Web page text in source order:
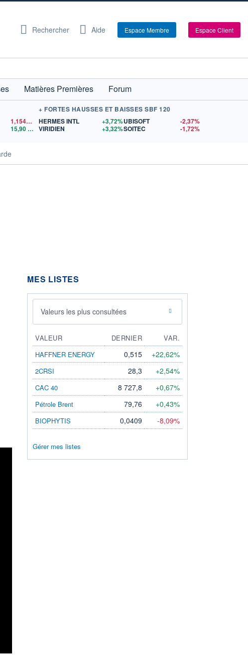
Rechercher Aide Espace Membre Espace Client
Matières Premières
Forum
1,1541$US
15,90$US
+ FORTES HAUSSES ET BAISSES SBF 120
HERMES INTL
+3,72%
VIRIDIEN
+3,32%
UBISOFT
-2,37%
SOITEC
-1,72%
MES LISTES
Valeurs les plus consultées
VALEUR DERNIER
VAR.
HAFFNER ENERGY
0,515 +22,62%
2CRSI 28,3 +2,54%
CAC 40 8 727,8 +0,67%
Pétrole Brent 79,76 +0,43%
BIOPHYTIS 0,0409 -8,09%
Gérer mes listes